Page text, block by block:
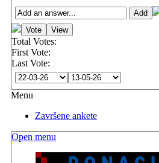
Total Votes:
First Vote:
Last Vote:
Menu
Završene ankete
Open menu